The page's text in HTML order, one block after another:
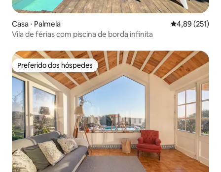
Casa ⋅ Palmela 4,89 de uma
4,89 (251)
Vila de férias com piscina de borda infinita
Preferido dos hóspedes
Preferido dos hóspedes